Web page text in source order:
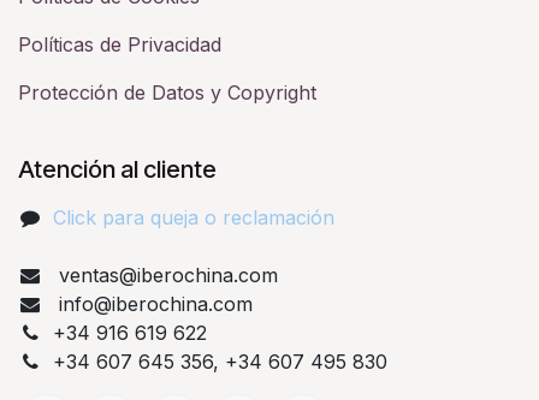
Políticas de Privacidad
Protección de Datos y Copyright
Atención al cliente
Click para queja o reclamación​
ventas@iberochina.com
info@iberochina.com
+34 916 619 622
+34 607 645 356, +34 607 495 830